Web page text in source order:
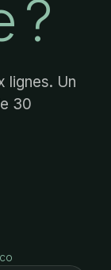
?
lignes. Un
30